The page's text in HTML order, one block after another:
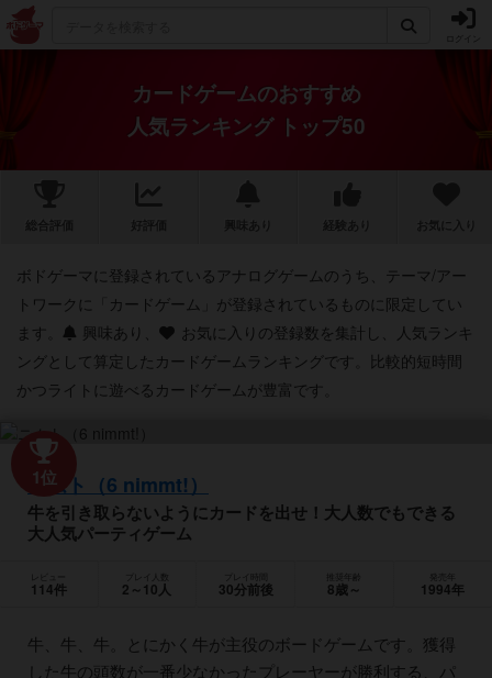
カードゲームのおすすめ
人気ランキング トップ50
総合評価 好評価 興味あり 経験あり お気に入り
ボドゲーマに登録されているアナログゲームのうち、テーマ/アー
トワークに「カードゲーム」が登録されているものに限定してい
ます。
興味あり、
お気に入りの登録数を集計し、人気ランキ
ングとして算定したカードゲームランキングです。比較的短時間
かつライトに遊べるカードゲームが豊富です。
1位
ニムト（6 nimmt!）
牛を引き取らないようにカードを出せ！大人数でもできる
大人気パーティゲーム
114件
プレイ人数
2～10人 30分前後
推奨年齢
8歳～ 1994年
牛、牛、牛。とにかく牛が主役のボードゲームです。獲得
した牛の頭数が一番少なかったプレーヤーが勝利する、パ